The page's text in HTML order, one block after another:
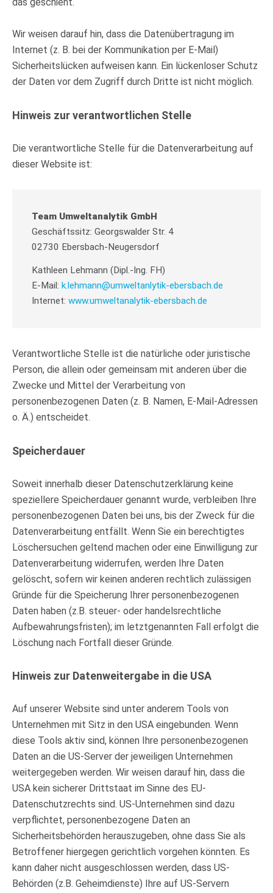
das geschieht.
Wir weisen darauf hin, dass die Datenübertragung im
Internet (z. B. bei der Kommunikation per E-Mail)
Sicherheitslücken aufweisen kann. Ein lückenloser Schutz
der Daten vor dem Zugriff durch Dritte ist nicht möglich.
Hinweis zur verantwortlichen Stelle
Die verantwortliche Stelle für die Datenverarbeitung auf
dieser Website ist:
Team Umweltanalytik GmbH
Geschäftssitz: Georgswalder Str. 4
02730 Ebersbach-Neugersdorf
Kathleen Lehmann (Dipl.-Ing. FH)
E-Mail: k.lehmann@umweltanlytik-ebersbach.de
Internet: www.umweltanalytik-ebersbach.de
Verantwortliche Stelle ist die natürliche oder juristische
Person, die allein oder gemeinsam mit anderen über die
Zwecke und Mittel der Verarbeitung von
personenbezogenen Daten (z. B. Namen, E-Mail-Adressen
o. Ä.) entscheidet.
Speicherdauer
Soweit innerhalb dieser Datenschutzerklärung keine
speziellere Speicherdauer genannt wurde, verbleiben Ihre
personenbezogenen Daten bei uns, bis der Zweck für die
Datenverarbeitung entfällt. Wenn Sie ein berechtigtes
Löschersuchen geltend machen oder eine Einwilligung zur
Datenverarbeitung widerrufen, werden Ihre Daten
gelöscht, sofern wir keinen anderen rechtlich zulässigen
Gründe für die Speicherung Ihrer personenbezogenen
Daten haben (z.B. steuer- oder handelsrechtliche
Aufbewahrungsfristen); im letztgenannten Fall erfolgt die
Löschung nach Fortfall dieser Gründe.
Hinweis zur Datenweitergabe in die USA
Auf unserer Website sind unter anderem Tools von
Unternehmen mit Sitz in den USA eingebunden. Wenn
diese Tools aktiv sind, können Ihre personenbezogenen
Daten an die US-Server der jeweiligen Unternehmen
weitergegeben werden. Wir weisen darauf hin, dass die
USA kein sicherer Drittstaat im Sinne des EU-
Datenschutzrechts sind. US-Unternehmen sind dazu
verpflichtet, personenbezogene Daten an
Sicherheitsbehörden herauszugeben, ohne dass Sie als
Betroffener hiergegen gerichtlich vorgehen könnten. Es
kann daher nicht ausgeschlossen werden, dass US-
Behörden (z.B. Geheimdienste) Ihre auf US-Servern